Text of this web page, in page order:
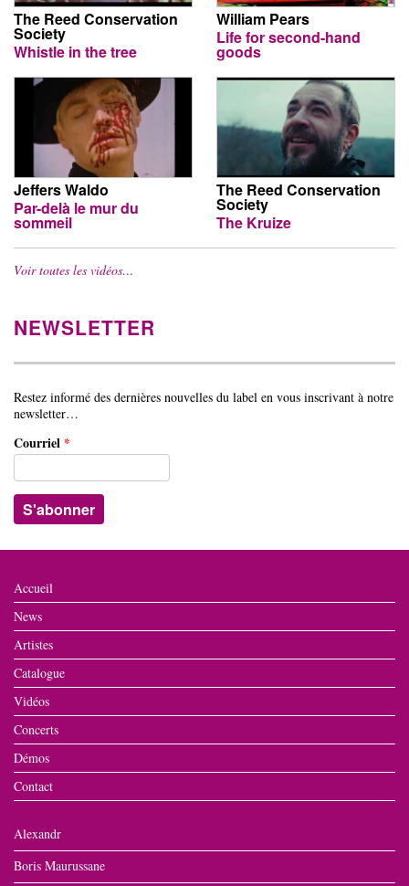
The Reed Conservation
Society
Whistle in the tree
William Pears
Life for second-hand
goods
Jeffers Waldo
Par-delà le mur du
sommeil
The Reed Conservation
Society
The Kruize
Voir toutes les vidéos…
NEWSLETTER
Restez informé des dernières nouvelles du label en vous inscrivant à notre
newsletter…
Courriel *
Accueil
News
Artistes
Catalogue
Vidéos
Concerts
Démos
Contact
Alexandr
Boris Maurussane